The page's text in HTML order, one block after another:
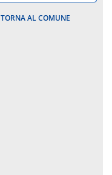
TORNA AL COMUNE